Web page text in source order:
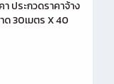
ประกวดราคาจ้าง
30เมตร X 40